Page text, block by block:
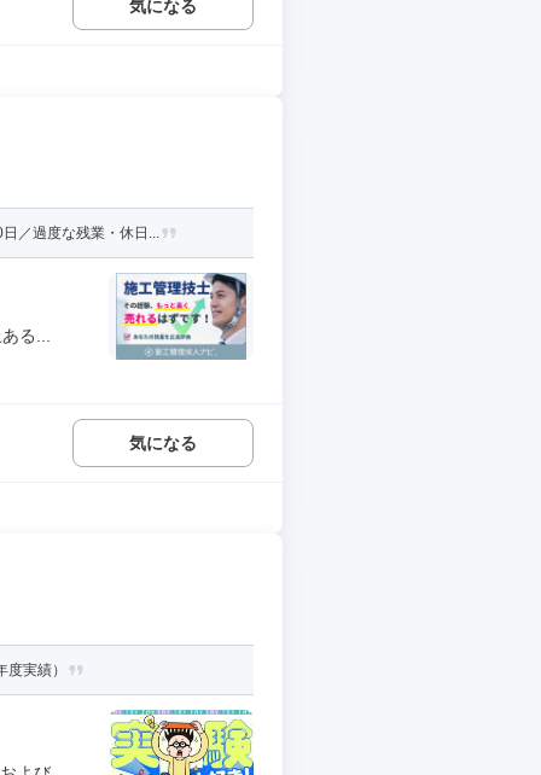
気になる
／過度な残業・休日...
る...
気になる
実績）